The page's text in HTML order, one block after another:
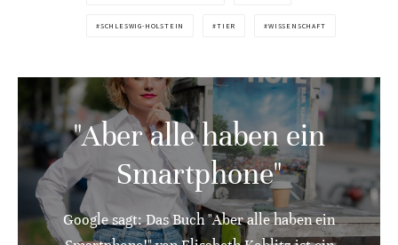
SCHLESWIG-HOLSTEIN TIER WISSENSCHAFT
"Aber alle haben ein
Smartphone"
Google sagt: Das Buch "Aber alle haben ein